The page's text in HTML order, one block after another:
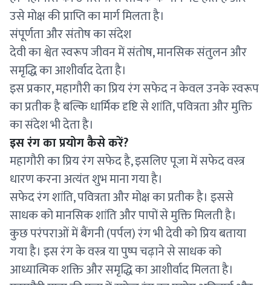
उसे मोक्ष की प्राप्ति का मार्ग मिलता है।
संपूर्णता और संतोष का संदेश
देवी का श्वेत स्वरूप जीवन में संतोष, मानसिक संतुलन और
समृद्धि का आशीर्वाद देता है।
इस प्रकार, महागौरी का प्रिय रंग सफेद न केवल उनके स्वरूप
का प्रतीक है बल्कि धार्मिक दृष्टि से शांति, पवित्रता और मुक्ति
का संदेश भी देता है।
इस रंग का प्रयोग कैसे करें?
महागौरी का प्रिय रंग सफेद है, इसलिए पूजा में सफेद वस्त्र
धारण करना अत्यंत शुभ माना गया है।
सफेद रंग शांति, पवित्रता और मोक्ष का प्रतीक है। इससे
साधक को मानसिक शांति और पापों से मुक्ति मिलती है।
कुछ परंपराओं में बैंगनी (पर्पल) रंग भी देवी को प्रिय बताया
गया है। इस रंग के वस्त्र या पुष्प चढ़ाने से साधक को
आध्यात्मिक शक्ति और समृद्धि का आशीर्वाद मिलता है।